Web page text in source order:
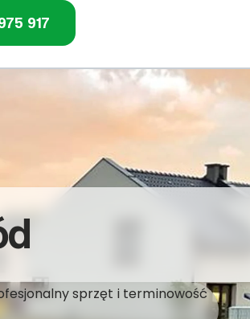
917
sprzęt i terminowość